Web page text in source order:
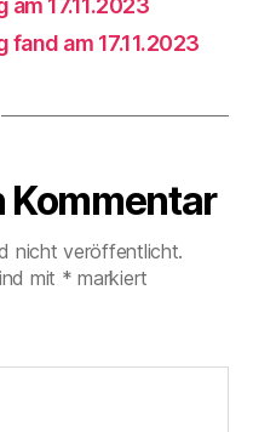
17.11.2023
am 17.11.2023
Kommentar
nicht veröffentlicht.
mit * markiert